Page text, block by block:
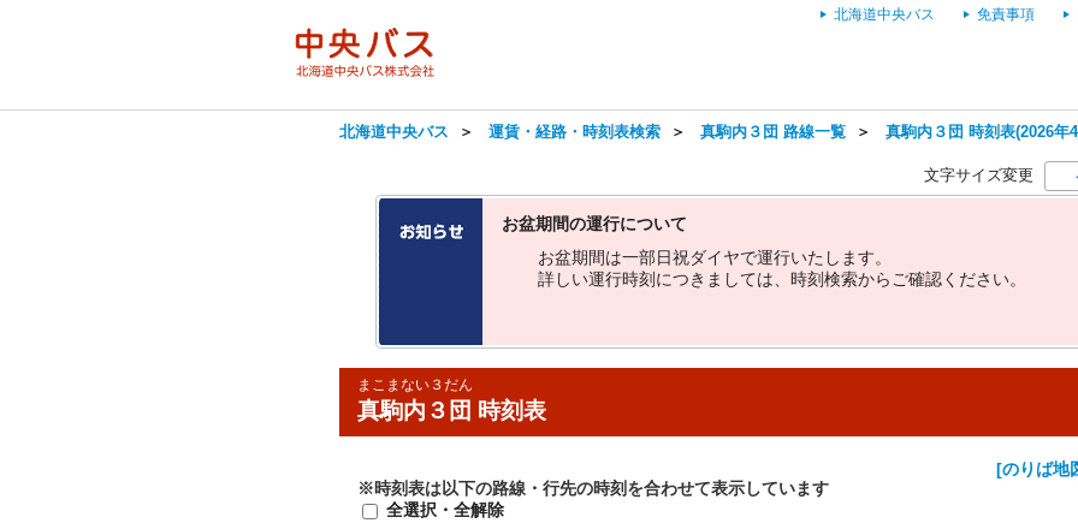
北海道中央バス 免責事項
北海道中央バス ＞ 運賃・経路・時刻表検索 ＞ 真駒内３団 路線一覧 ＞ 真駒内３団 時刻表(2026年
文字サイズ変更
お盆期間の運行について
お盆期間は一部日祝ダイヤで運行いた し ます。
詳しい運行時刻 につき ま しては 時刻検索から ご確認く ださ い。
まこまない３だん
真駒内３団 時刻表
[のりば地
※時刻表は以下の路線・行先の時刻を合わせて表示しています
全選択・全解除